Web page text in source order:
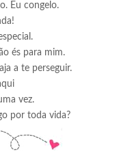
Eu congelo.
és para mim.
a te perseguir.
vez.
por toda vida?